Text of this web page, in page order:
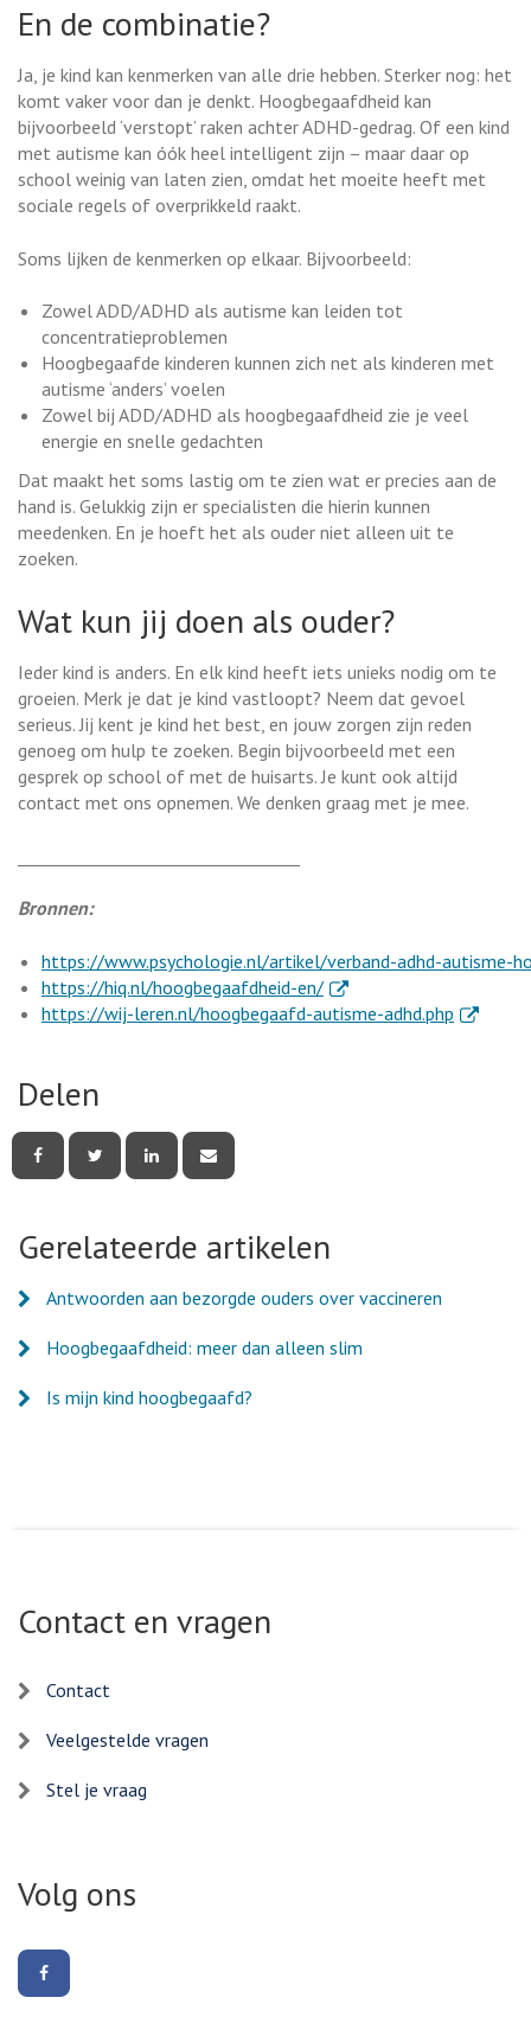
En de combinatie?
Ja, je kind kan kenmerken van alle drie hebben. Sterker nog: het
komt vaker voor dan je denkt. Hoogbegaafdheid kan
bijvoorbeeld ‘verstopt’ raken achter ADHD-gedrag. Of een kind
met autisme kan óók heel intelligent zijn – maar daar op
school weinig van laten zien, omdat het moeite heeft met
sociale regels of overprikkeld raakt.
Soms lijken de kenmerken op elkaar. Bijvoorbeeld:
Zowel ADD/ADHD als autisme kan leiden tot
concentratieproblemen
Hoogbegaafde kinderen kunnen zich net als kinderen met
autisme ‘anders’ voelen
Zowel bij ADD/ADHD als hoogbegaafdheid zie je veel
energie en snelle gedachten
Dat maakt het soms lastig om te zien wat er precies aan de
hand is. Gelukkig zijn er specialisten die hierin kunnen
meedenken. En je hoeft het als ouder niet alleen uit te
zoeken.
Wat kun jij doen als ouder?
Ieder kind is anders. En elk kind heeft iets unieks nodig om te
groeien. Merk je dat je kind vastloopt? Neem dat gevoel
serieus. Jij kent je kind het best, en jouw zorgen zijn reden
genoeg om hulp te zoeken. Begin bijvoorbeeld met een
gesprek op school of met de huisarts. Je kunt ook altijd
contact met ons opnemen. We denken graag met je mee.
Bronnen:
https://www.psychologie.nl/artikel/verband-adhd-autisme-
https://hiq.nl/hoogbegaafdheid-en/. Externe link
https://wij-leren.nl/hoogbegaafd-autisme-adhd.php . Externe
Delen
deze deze deze deze
mail
Gerelateerde artikelen
Antwoorden aan bezorgde ouders over vaccineren
Hoogbegaafdheid: meer dan alleen slim
Is mijn kind hoogbegaafd?
Contact en vragen
Contact
Veelgestelde vragen
Stel je vraag
Volg ons
ons